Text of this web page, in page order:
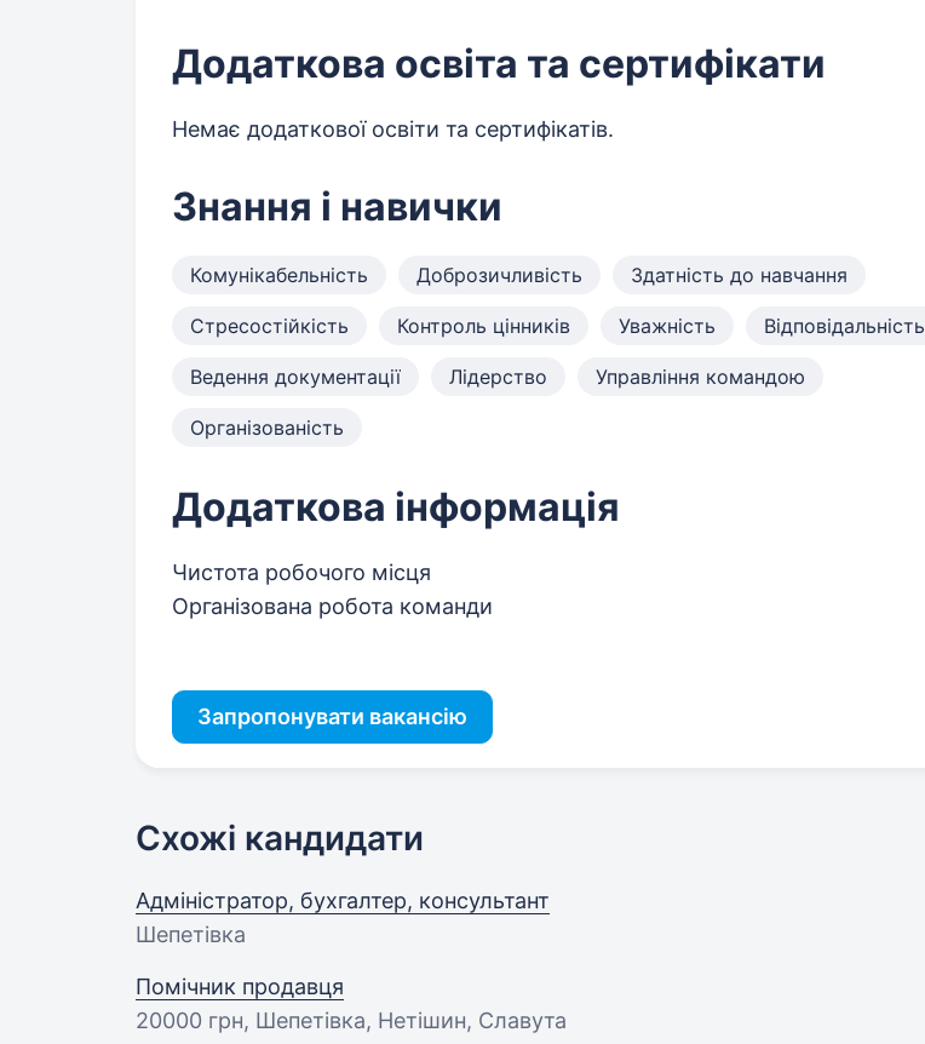
Додаткова освіта та сертифікати
Немає додаткової освіти та сертифікатів.
Знання і навички
Комунікабельність Доброзичливість Здатність до навчання
Стресостійкість Контроль цінників Уважність Відповідальність
Ведення документації Лідерство Управління командою
Організованість
Додаткова інформація
Чистота робочого місця
Організована робота команди
Запропонувати вакансію
Схожі кандидати
Адміністратор, бухгалтер, консультант
Шепетівка
Помічник продавця
20000 грн, Шепетівка, Нетішин, Славута